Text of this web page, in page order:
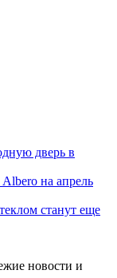
дверь в
на апрель
станут еще
новости и